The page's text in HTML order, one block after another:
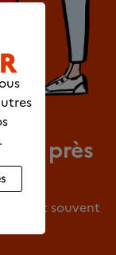
près
est souvent